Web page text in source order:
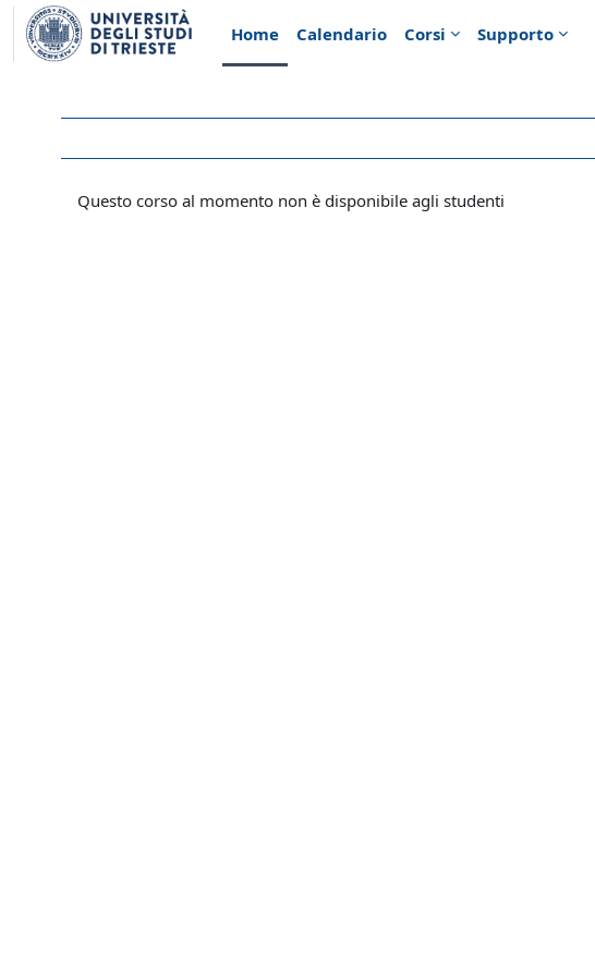
Vai al contenuto principale
Home
Calendario Corsi Supporto
Questo corso al momento non è disponibile agli studenti